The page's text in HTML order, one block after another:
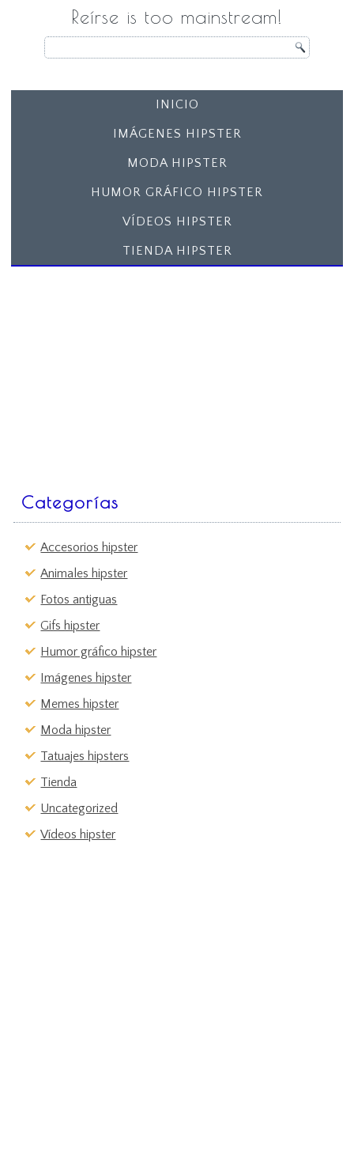
Reírse is too mainstream!
INICIO
IMÁGENES HIPSTER
MODA HIPSTER
HUMOR GRÁFICO HIPSTER
VÍDEOS HIPSTER
TIENDA HIPSTER
Categorías
Accesorios hipster
Animales hipster
Fotos antiguas
Gifs hipster
Humor gráfico hipster
Imágenes hipster
Memes hipster
Moda hipster
Tatuajes hipsters
Tienda
Uncategorized
Vídeos hipster